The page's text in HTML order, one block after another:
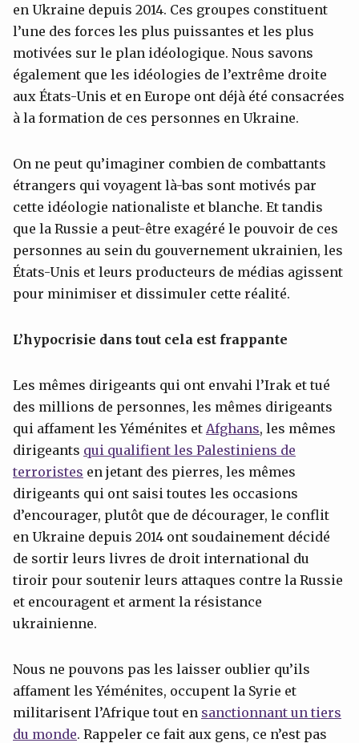
en Ukraine depuis 2014. Ces groupes constituent
l’une des forces les plus puissantes et les plus
motivées sur le plan idéologique. Nous savons
également que les idéologies de l’extrême droite
aux États-Unis et en Europe ont déjà été consacrées
à la formation de ces personnes en Ukraine.
On ne peut qu’imaginer combien de combattants
étrangers qui voyagent là-bas sont motivés par
cette idéologie nationaliste et blanche. Et tandis
que la Russie a peut-être exagéré le pouvoir de ces
personnes au sein du gouvernement ukrainien, les
États-Unis et leurs producteurs de médias agissent
pour minimiser et dissimuler cette réalité.
L’hypocrisie dans tout cela est frappante
Les mêmes dirigeants qui ont envahi l’Irak et tué
des millions de personnes, les mêmes dirigeants
qui affament les Yéménites et Afghans, les mêmes
dirigeants qui qualifient les Palestiniens de
terroristes en jetant des pierres, les mêmes
dirigeants qui ont saisi toutes les occasions
d’encourager, plutôt que de décourager, le conflit
en Ukraine depuis 2014 ont soudainement décidé
de sortir leurs livres de droit international du
tiroir pour soutenir leurs attaques contre la Russie
et encouragent et arment la résistance
ukrainienne.
Nous ne pouvons pas les laisser oublier qu’ils
affament les Yéménites, occupent la Syrie et
militarisent l’Afrique tout en sanctionnant un tiers
du monde. Rappeler ce fait aux gens, ce n’est pas